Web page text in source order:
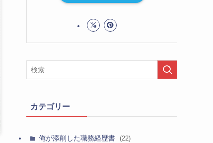
カテゴリー
俺が添削した職務経歴書 (22)